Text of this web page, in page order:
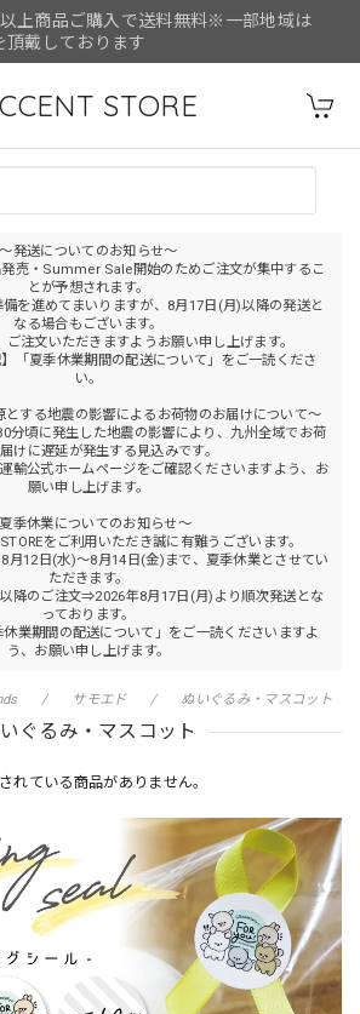
上商品ご購入で送料無料※一部地域は
頂戴しております
STORE
～発送についてのお知らせ～
売・Summer Sale開始のためご注文が集中するこ
とが予想されます。
を進めてまいりますが、8月17日(月)以降の発送と
なる場合もございます。
注文いただきますようお願い申し上げます。
「夏季休業期間の配送について」をご一読くださ
い。
とする地震の影響によるお荷物のお届けについて～
分頃に発生した地震の影響により、九州全域でお荷
けに遅延が発生する見込みです。
輸公式ホームページをご確認くださいますよう、お
願い申し上げます。
季休業についてのお知らせ～
をご利用いただき誠に有難うございます。
月12日(水)～8月14日(金)まで、夏季休業とさせてい
ただきます。
降のご注文⇒2026年8月17日(月)より順次発送とな
っております。
業期間の配送について」をご一読くださいますよ
う、お願い申し上げます。
サモエド ぬいぐるみ・マスコット
ぐるみ・マスコット
れている商品がありません。